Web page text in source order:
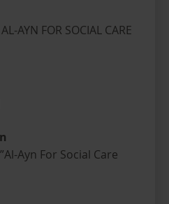
AYN FOR SOCIAL CARE
Ayn For Social Care